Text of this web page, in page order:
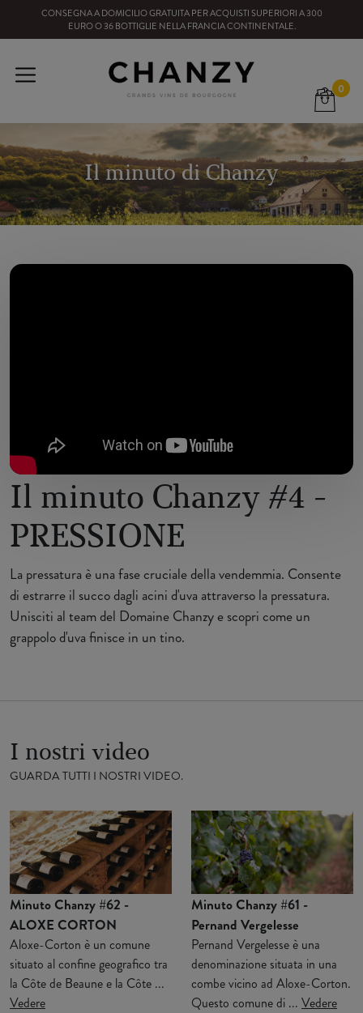
CONSEGNA A DOMICILIO GRATUITAPER ACQUISTI SUPERIORI A300
EUROO36BOTTIGLIE NELLA FRANCIA CONTINENTALE.
0
Il minuto di Chanzy
Il minuto Chanzy #4 -
PRESSIONE
La pressatura è una fase cruciale della vendemmia. Consente
di estrarre il succo dagli acini d'uva attraverso la pressatura.
Unisciti al team del Domaine Chanzy e scopri come un
grappolo d'uva finisce in un tino.
I nostri video
GUARDA TUTTI I NOSTRI VIDEO.
Minuto Chanzy #62 -
ALOXE CORTON
Aloxe-Corton è un comune
situato al confine geografico tra
la Côte de Beaune e la Côte ...
Vedere
Minuto Chanzy #61 -
Pernand Vergelesse
Pernand Vergelesse è una
denominazione situata in una
combe vicino ad Aloxe-Corton.
Questo comune di ... Vedere